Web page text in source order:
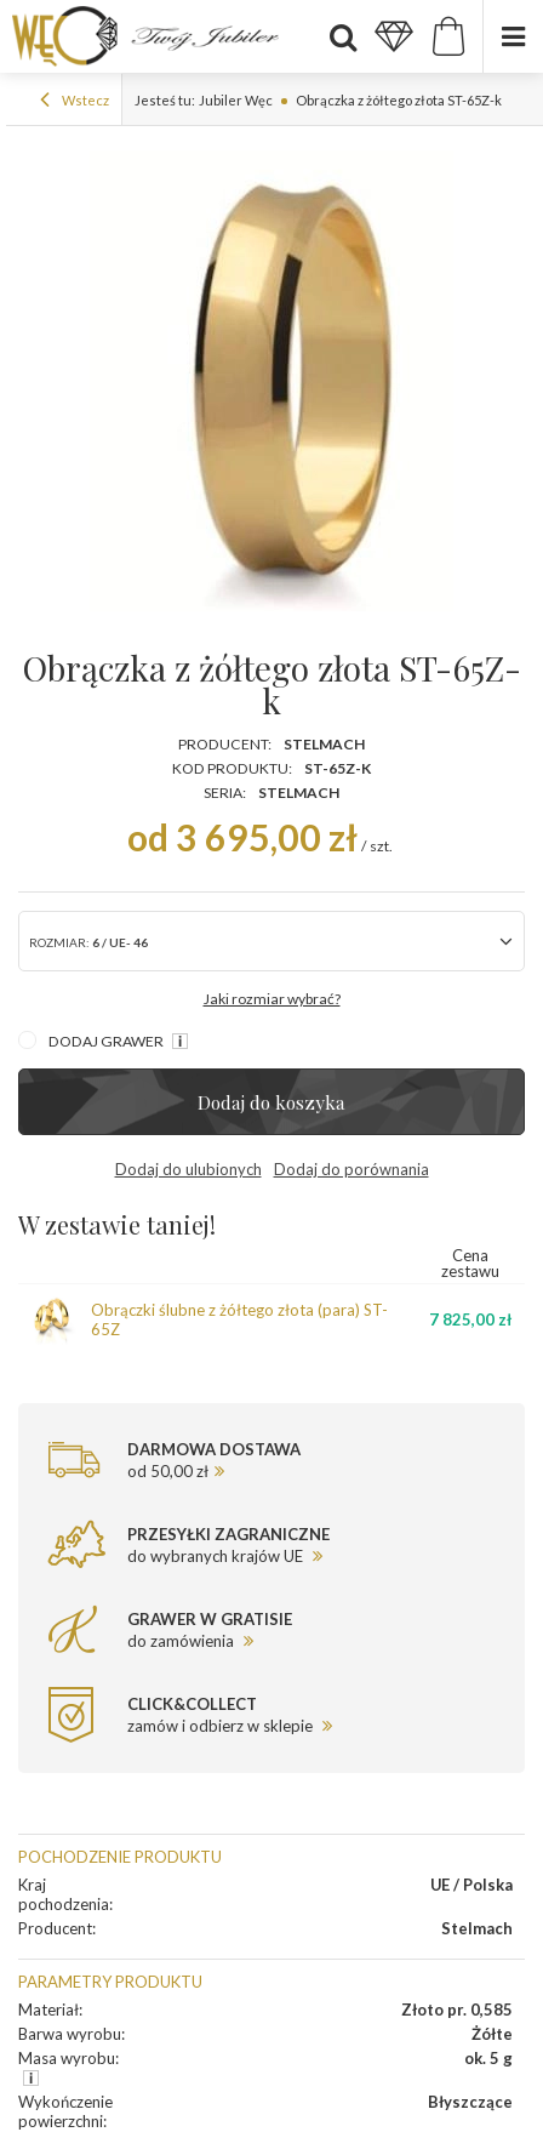
Wstecz Jesteś tu: Jubiler Węc Obrączka z żółtego złota ST-65Z-k
Obrączka z żółtego złota ST-65Z-
k
PRODUCENT:
STELMACH
KOD PRODUKTU:
ST-65Z-K
SERIA:
STELMACH
od 3 695,00 zł / szt.
ROZMIAR: 6 / UE- 46
Jaki rozmiar wybrać?
DODAJ GRAWER
Dodaj do koszyka
Dodaj do ulubionych Dodaj do porównania
W zestawie taniej!
Cena
zestawu
Obrączki ślubne z żółtego złota (para) ST-
65Z
7 825,00 zł
DARMOWA DOSTAWA
od 50,00 zł
PRZESYŁKI ZAGRANICZNE
do wybranych krajów UE
GRAWER W GRATISIE
do zamówienia
CLICK&COLLECT
zamów i odbierz w sklepie
POCHODZENIE PRODUKTU
Kraj
pochodzenia:
UE / Polska
Producent: Stelmach
PARAMETRY PRODUKTU
Materiał:
Złoto pr. 0,585
Barwa wyrobu:
Żółte
Masa wyrobu: ok. 5 g
Wykończenie
powierzchni:
Błyszczące